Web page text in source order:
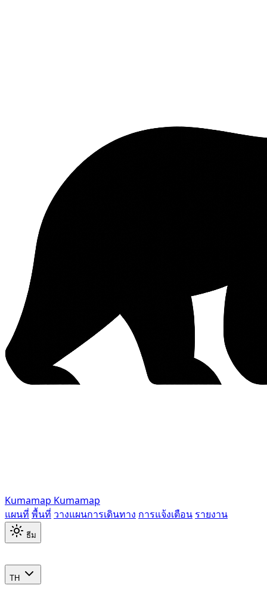
Kumamap Kumamap
แผนที่ พื้นที่ วางแผนการเดินทาง การแจ้งเตือน รายงาน
ธีม
TH